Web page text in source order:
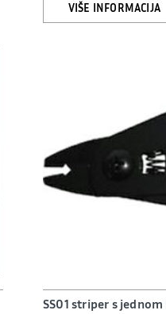
VIŠE INFORMACIJA
SS01 striper s